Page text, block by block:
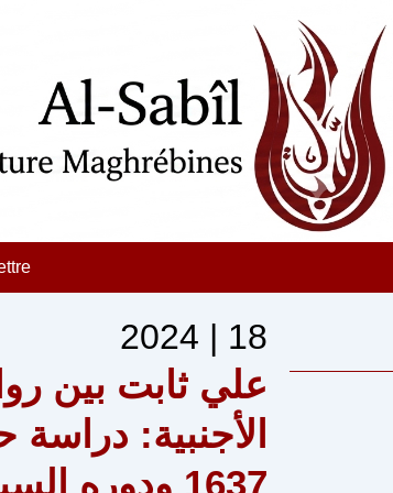
2024 | 18
علي ثابت بين
1637 ودوره السياسي والاقتصادي